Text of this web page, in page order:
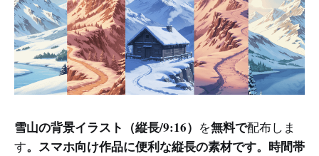
雪山の背景イラスト（縦長/9:16） を無料で配布しま
す。スマホ向け作品に便利な縦長の素材です。時間帯